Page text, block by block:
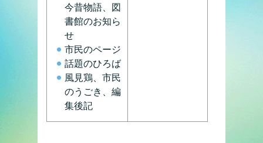
今昔物語、図
書館のお知ら
せ
市民のページ
話題のひろば
風見鶏、市民
のうごき、編
集後記